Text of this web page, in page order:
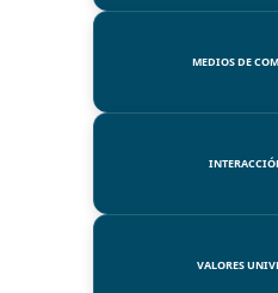
MEDIOS DE
VALORES